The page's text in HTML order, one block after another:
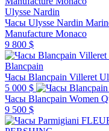
Ulysse Nardin
Часы Ulysse Nardin
Manufacture Monaco
9 800 $
Blancpain
Часы Blancpain Villeret
5 000 $
Часы Blancpain Women
9 500 $